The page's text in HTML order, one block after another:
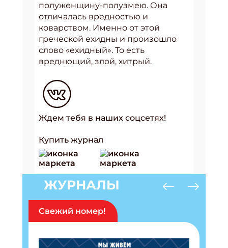
полуженщину-полузмею. Она
отличалась вредностью и
коварством. Именно от этой
греческой ехидны и произошло
слово «ехидный». То есть
вреднющий, злой, хитрый.
Ждем тебя в наших соцсетях!
Купить журнал
ЖУРНАЛЫ
Свежий номер!